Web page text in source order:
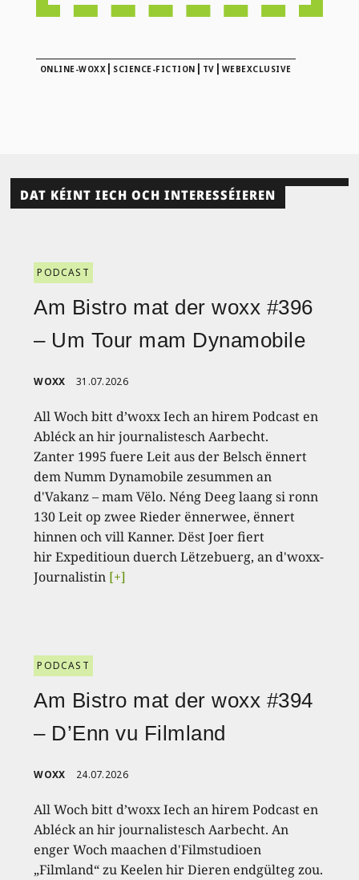
ONLINE-WOXX | SCIENCE-FICTION | TV | WEBEXCLUSIVE
DAT KÉINT IECH OCH INTERESSÉIEREN
PODCAST
Am Bistro mat der woxx #396
– Um Tour mam Dynamobile
WOXX 31.07.2026
All Woch bitt d’woxx Iech an hirem Podcast en
Abléck an hir journalistesch Aarbecht.
Zanter 1995 fuere Leit aus der Belsch ënnert
dem Numm Dynamobile zesummen an
d'Vakanz – mam Vëlo. Néng Deeg laang si ronn
130 Leit op zwee Rieder ënnerwee, ënnert
hinnen och vill Kanner. Dëst Joer fiert
hir Expeditioun duerch Lëtzebuerg, an d'woxx-
Journalistin [+]
PODCAST
Am Bistro mat der woxx #394
– D’Enn vu Filmland
WOXX 24.07.2026
All Woch bitt d’woxx Iech an hirem Podcast en
Abléck an hir journalistesch Aarbecht. An
enger Woch maachen d'Filmstudioen
„Filmland“ zu Keelen hir Dieren endgülteg zou.